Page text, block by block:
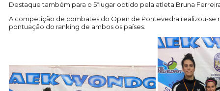
Destaque também para o 5ºlugar obtido pela atleta Bruna
A competição de combates do Open de Pontevedra realizou-se
pontuação do ranking de ambos os países.